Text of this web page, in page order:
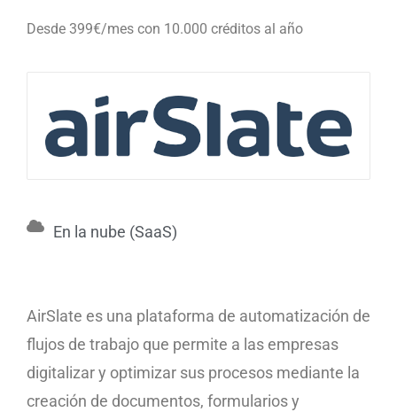
Desde 399€/mes con 10.000 créditos al año
En la nube (SaaS)
AirSlate es una plataforma de automatización de
flujos de trabajo que permite a las empresas
digitalizar y optimizar sus procesos mediante la
creación de documentos, formularios y